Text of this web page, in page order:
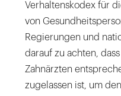
Verhaltenskodex für
von
Regierungen und
darauf zu achten,
Zahnärzten
zugelassen ist, um